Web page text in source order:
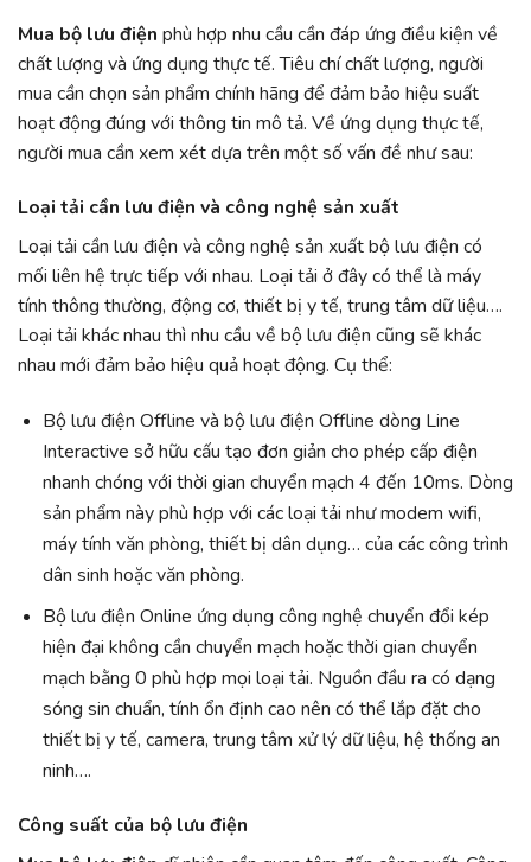
Mua bộ lưu điện phù hợp nhu cầu cần đáp ứng điều kiện về
chất lượng và ứng dụng thực tế. Tiêu chí chất lượng, người
mua cần chọn sản phẩm chính hãng để đảm bảo hiệu suất
hoạt động đúng với thông tin mô tả. Về ứng dụng thực tế,
người mua cần xem xét dựa trên một số vấn đề như sau:
Loại tải cần lưu điện và công nghệ sản xuất
Loại tải cần lưu điện và công nghệ sản xuất bộ lưu điện có
mối liên hệ trực tiếp với nhau. Loại tải ở đây có thể là máy
tính thông thường, động cơ, thiết bị y tế, trung tâm dữ liệu….
Loại tải khác nhau thì nhu cầu về bộ lưu điện cũng sẽ khác
nhau mới đảm bảo hiệu quả hoạt động. Cụ thể:
Bộ lưu điện Offline và bộ lưu điện Offline dòng Line
Interactive sở hữu cấu tạo đơn giản cho phép cấp điện
nhanh chóng với thời gian chuyển mạch 4 đến 10ms. Dòng
sản phẩm này phù hợp với các loại tải như modem wifi,
máy tính văn phòng, thiết bị dân dụng… của các công trình
dân sinh hoặc văn phòng.
Bộ lưu điện Online ứng dụng công nghệ chuyển đổi kép
hiện đại không cần chuyển mạch hoặc thời gian chuyển
mạch bằng 0 phù hợp mọi loại tải. Nguồn đầu ra có dạng
sóng sin chuẩn, tính ổn định cao nên có thể lắp đặt cho
thiết bị y tế, camera, trung tâm xử lý dữ liệu, hệ thống an
ninh….
Công suất của bộ lưu điện